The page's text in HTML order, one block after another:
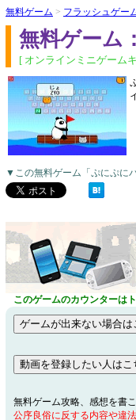
無料ゲーム > フラッシュゲー
無料ゲーム
[ オンラインミニゲーム
▼この無料ゲーム「ぷにぷに
このゲームのカウンターは
無料ゲーム攻略、感想を書
公序良俗に反する内容や違